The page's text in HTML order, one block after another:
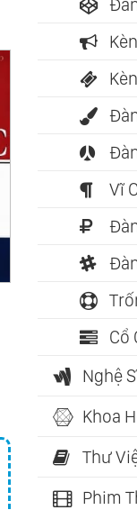
Sách nói: 04:04:52
7 Chiến Lược
Vượng Và Hạnh
(Jim Rohn)
Vĩ
Cổ
Nghệ
Khoa
Thư
Phim